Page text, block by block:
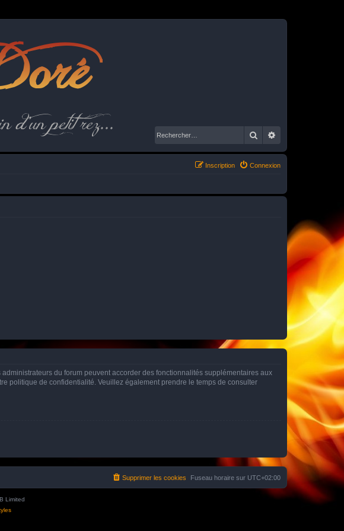
d'un petit rez... Rechercher
Connexion
Inscription
du forum peuvent accorder des fonctionnalités supplémentaires aux
politique de confidentialité. Veuillez également prendre le temps de consulter
Fuseau horaire sur UTC+02:00
Supprimer les cookies
Limited